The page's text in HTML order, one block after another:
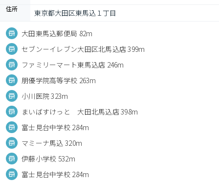
住所 東京都大田区東馬込１丁目
大田東馬込郵便局 82m
セブン－イレブン大田区北馬込店 399m
ファミリーマート東馬込店 246m
朋優学院高等学校 263m
小川医院 323m
まいばすけっと 大田北馬込店 398m
富士見台中学校 284m
マミーナ馬込 320m
伊藤小学校 532m
富士見台中学校 284m